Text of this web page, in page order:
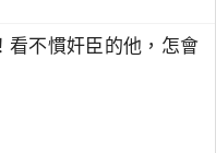
看不慣奸臣的他，怎會